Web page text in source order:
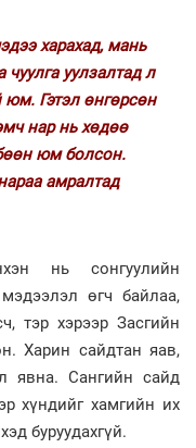
харахад, мань
уулзалтад л
Гэтэл өнгөрсөн
нар нь хөдөө
юм болсон.
амралтад
нь сонгуулийн
өгч байлаа,
тэр хэрээр Засгийн
Харин сайдтан яав,
явна. Сангийн сайд
хүндийг хамгийн их
буруудахгүй.